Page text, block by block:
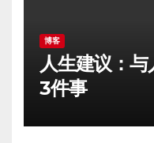
博客
人生建议：
3件事